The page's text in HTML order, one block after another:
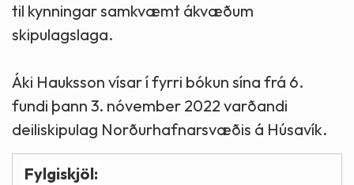
til kynningar samkvæmt ákvæðum
skipulagslaga.
Áki Hauksson vísar í fyrri bókun sína frá 6.
fundi þann 3. nóvember 2022 varðandi
deiliskipulag Norðurhafnarsvæðis á Húsavík.
Fylgiskjöl: